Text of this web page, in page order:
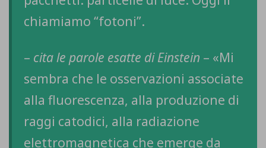
chiamiamo “fotoni”.
– cita le parole esatte di Einstein – «Mi
sembra che le osservazioni associate
alla fluorescenza, alla produzione di
raggi catodici, alla radiazione
elettromagnetica che emerge da